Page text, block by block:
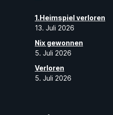
1.Heimspiel verloren
13. Juli 2026
Nix gewonnen
5. Juli 2026
Verloren
5. Juli 2026